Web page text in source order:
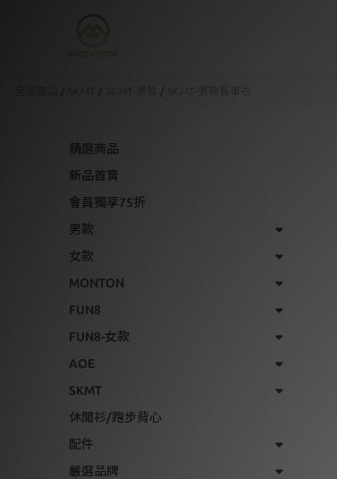
/ / /
精選商品
新品首賣
會員獨享75折
男款
女款
MONTON
FUN8
FUN8-女款
AOE
SKMT
休閒衫/跑步背心
配件
嚴選品牌